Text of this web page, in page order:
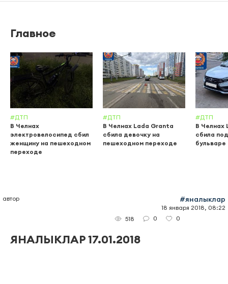
Главное
#ДТП
В Челнах
электровелосипед сбил
женщину на пешеходном
переходе
#ДТП
В Челнах Lada Granta
сбила девочку на
пешеходном переходе
#ДТП
В Челнах
сбила
автор #яналыклар
18 января 2018, 08:22
518
0 0
ЯНАЛЫКЛАР 17.01.2018